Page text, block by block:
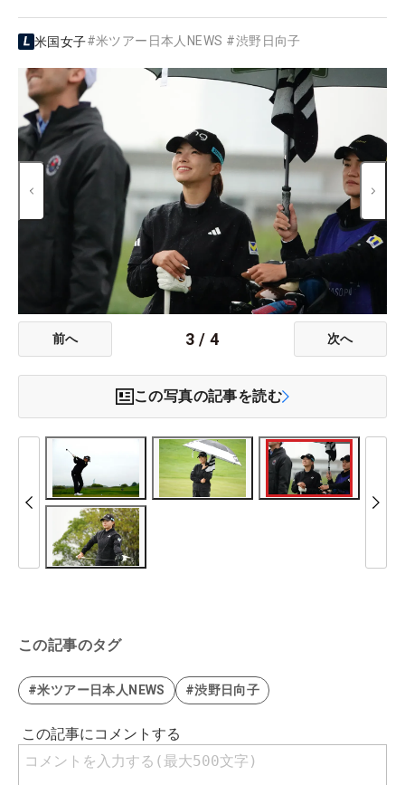
米国女子#米ツアー日本人NEWS #渋野日向子
前へ 3 /4 次へ
この写真の記事を読む
この記事のタグ
#米ツアー日本人NEWS #渋野日向子